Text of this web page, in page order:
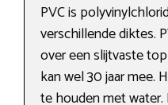
PVC is
verschillende diktes.
over een slijtvaste
kan wel 30 jaar mee.
te houden met